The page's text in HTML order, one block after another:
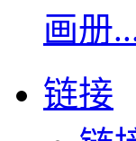
画册
链接